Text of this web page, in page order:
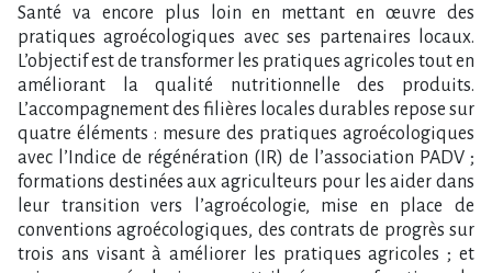
Santé va encore plus loin en mettant en œuvre des
pratiques agroécologiques avec ses partenaires locaux.
L’objectif est de transformer les pratiques agricoles tout en
améliorant la qualité nutritionnelle des produits.
L’accompagnement des filières locales durables repose sur
quatre éléments : mesure des pratiques agroécologiques
avec l’Indice de régénération (IR) de l’association PADV ;
formations destinées aux agriculteurs pour les aider dans
leur transition vers l’agroécologie, mise en place de
conventions agroécologiques, des contrats de progrès sur
trois ans visant à améliorer les pratiques agricoles ; et